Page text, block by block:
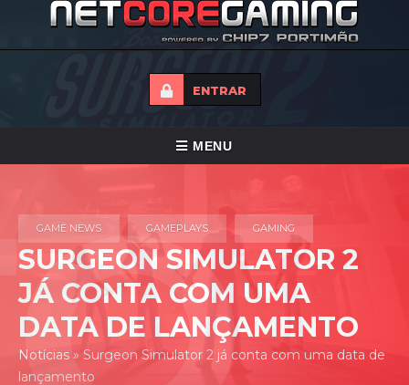
ENTRAR
ALTERNAR
MENU
TORNEIOS
NOTICIAS
FORUMS
CONTACTO
GAME NEWS GAMEPLAYS GAMING
SURGEON SIMULATOR 2
JÁ CONTA COM UMA
DATA DE LANÇAMENTO
Notícias » Surgeon Simulator 2 já conta com uma data de
lançamento